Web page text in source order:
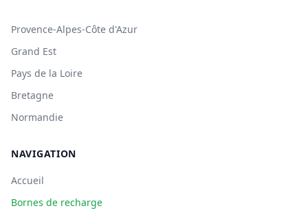
Provence-Alpes-Côte d'Azur
Grand Est
Pays de la Loire
Bretagne
Normandie
NAVIGATION
Accueil
Bornes de recharge